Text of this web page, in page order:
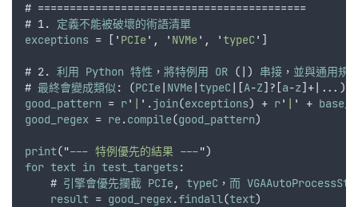
# ==========================================
# 1. 定義不能被破壞的術語清單
exceptions = [ ' PCIe' , ' NVMe' , 'typeC ' ]
# 2. 利用 Python 特性 ， 將特例用 OR (|) 串接 ， 並與通用規
# 最終會變成類似 : (PCIe| NVMe|typeC |[A-Z]?[a-z]+|...)
good_pattern = r' | ' .join(exceptions) + r' | ' +
good_regex = re.compile(good_pattern)
print("--- 特例優先的結果 ---")
for text in test_targets:
    #
引擎會優先攔截 PCIe, typeC ， 而
result = good_regex.findall(text)